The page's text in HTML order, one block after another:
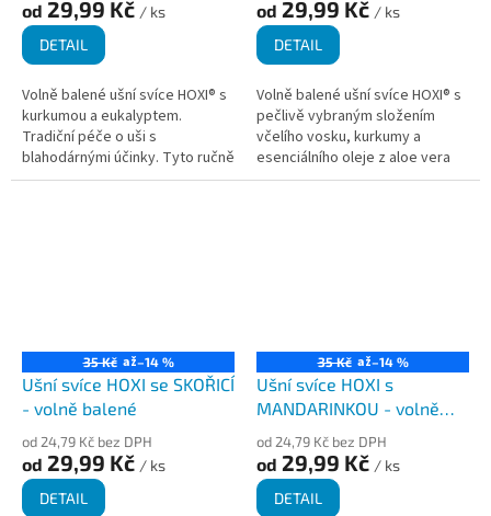
od 29,99 Kč / ks
DETAIL
Volně balené ušní svíce HOXI® s
kurkumou a eukalyptem.
Tradiční péče o uši s
blahodárnými účinky. Tyto ručně
vyráběné ušní svíce obsahují
od 29,99 Kč / ks
DETAIL
Volně balené ušní svíce HOXI® s
pečlivě vybraným složením
včelího vosku, kurkumy a
esenciálního oleje z aloe vera
jsou vyráběny ručně z
35 Kč až–14 %
Ušní svíce HOXI se SKOŘICÍ
- volně balené
od 24,79 Kč bez DPH
od 29,99 Kč / ks
DETAIL
35 Kč až–14 %
Ušní svíce HOXI s
MANDARINKOU - volně
od 24,79 Kč bez DPH
od 29,99 Kč / ks
DETAIL